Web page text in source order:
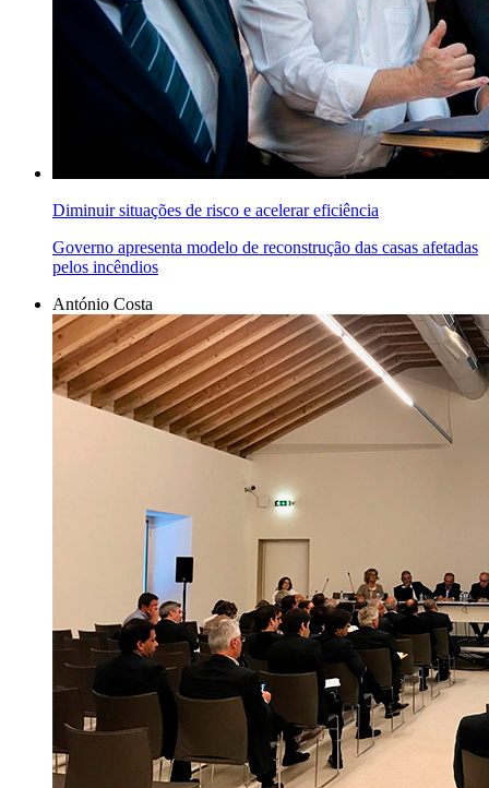
Diminuir situações de risco e acelerar eficiência
Governo apresenta modelo de reconstrução das casas afetadas
pelos incêndios
António Costa